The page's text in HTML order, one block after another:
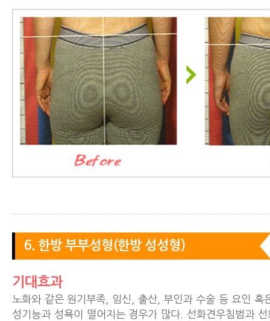
6. 한방 부부성형(한방 성성형)
기대효과
노화와 같은 원기부족, 임신, 출산, 부인과 수술 등 요인 혹
성기능과 성욕이 떨어지는 경우가 많다. 선화견우침범과